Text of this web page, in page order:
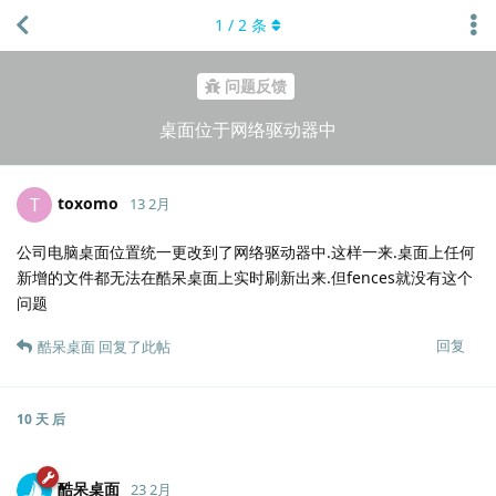
问题反馈
桌面位于网络驱动器中
1 / 2 条
T toxomo 13 2月
公司电脑桌面位置统一更改到了网络驱动器中.这样一来.桌面上任何
新增的文件都无法在酷呆桌面上实时刷新出来.但fences就没有这个
问题
回复
酷呆桌面 回复了此帖
10 天 后
酷呆桌面 23 2月